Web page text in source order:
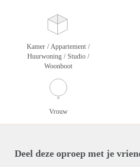
Kamer / Appartement /
Huurwoning / Studio /
Woonboot
Vrouw
Deel deze oproep met je